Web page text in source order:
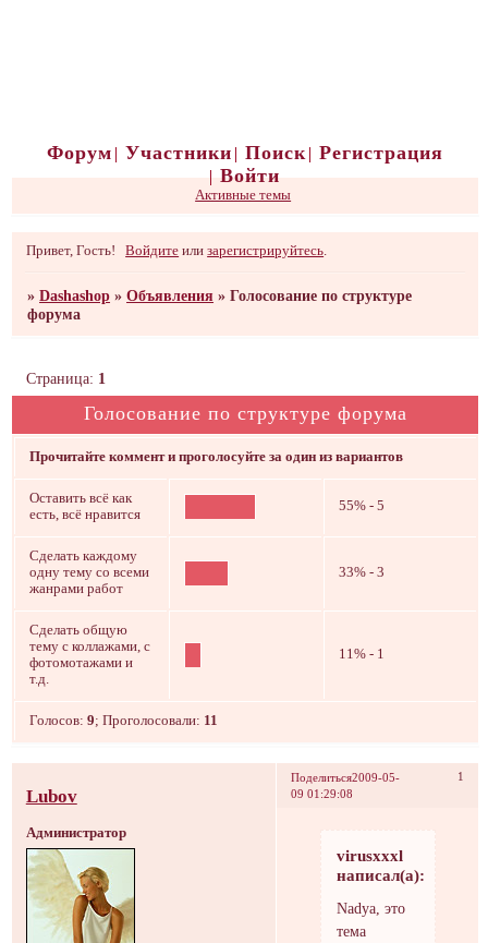
Форум Участники Поиск
Регистрация
Войти
Активные темы
Привет, Гость! Войдите илизарегистрируйтесь
»Dashashop »Объявления »Голосование по структуре
форума
Голосование по структуре форума
Страница: 1
Прочитайте коммент и проголосуйте за один из вариантов
Оставить всё как
есть, всё нравится
55% - 5
Сделать каждому
одну тему со всеми
жанрами работ
33% - 3
Сделать общую
тему с коллажами, с
фотомотажами и
т.д.
11% - 1
Голосов: 9; Проголосовали: 11
Поделиться 1
2009-05-
09 01:29:08
Lubov
Администратор
virusxxxl
написал(а):
Nadya, это
тема